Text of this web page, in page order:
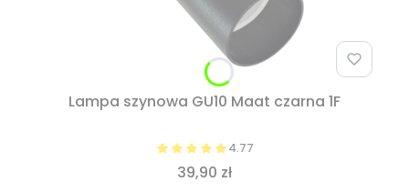
Lampa szynowa GU10 Maat czarna 1F
4.77
39,90 zł